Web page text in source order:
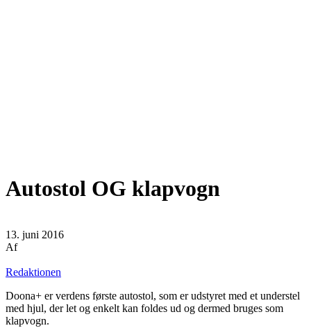
Autostol OG klapvogn
13. juni 2016
Af
Redaktionen
Doona+ er verdens første autostol, som er udstyret med et understel
med hjul, der let og enkelt kan foldes ud og dermed bruges som
klapvogn.